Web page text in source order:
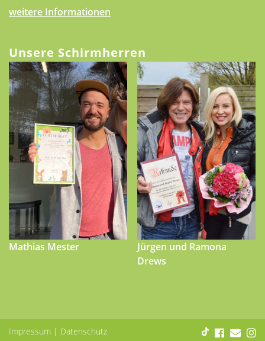
weitere Informationen
Unsere Schirmherren
Mathias Mester
Jürgen und Ramona
Drews
Impressum | Datenschutz